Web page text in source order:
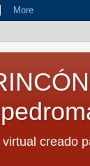
virtual creado